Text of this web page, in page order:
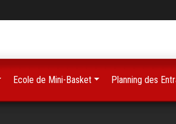
Ecole de Mini-Basket Planning des